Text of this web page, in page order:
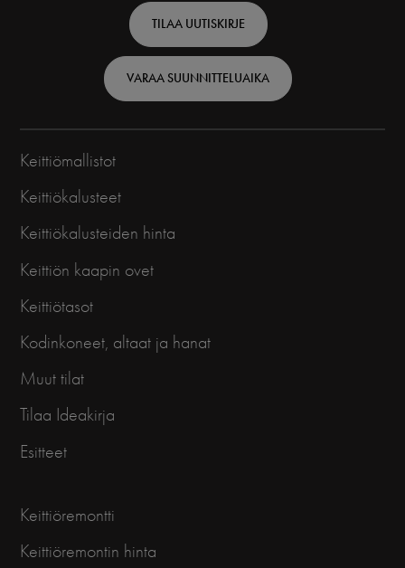
Finnish
TILAA UUTISKIRJE
VARAA SUUNNITTELUAIKA
Keittiömallistot
Keittiökalusteet
Keittiökalusteiden hinta
Keittiön kaapin ovet
Keittiötasot
Kodinkoneet, altaat ja hanat
Muut tilat
Tilaa Ideakirja
Esitteet
Keittiöremontti
Keittiöremontin hinta